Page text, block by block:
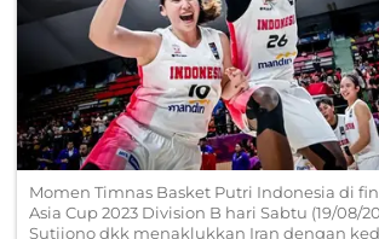
Momen Timnas Basket Putri Indonesia di
Asia Cup 2023 Division B hari Sabtu (19/08/
Sutjiono dkk menaklukkan Iran dengan